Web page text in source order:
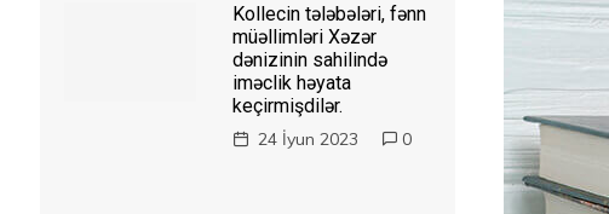
Kollecin tələbələri, fənn
müəllimləri Xəzər
dənizinin sahilində
iməclik həyata
keçirmişdilər.
24 İyun 2023 0